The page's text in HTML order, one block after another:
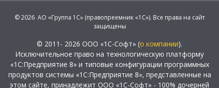
© 2026 АО «Группа 1С» (правопреемник «1С»). Все права на сайт
защищены
© 2011- 2026 ООО «1С-Софт» (о компании).
Исключительное право на технологическую платформу
«1С:Предприятие 8» и типовые конфигурации программных
продуктов системы «1С:Предприятие 8», представленные на
этом сайте, принадлежит ООО «1С-Софт» - 100% дочерней